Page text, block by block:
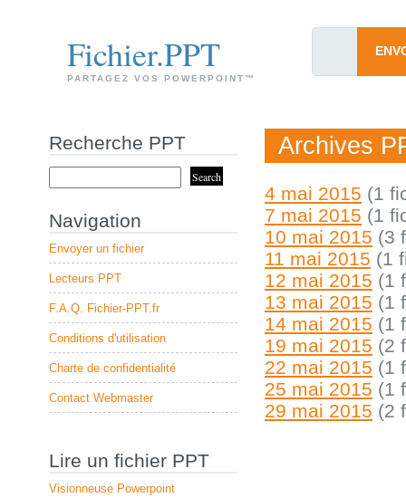
Fichier.PPT
PARTAGEZ VOS POWERPOINT™
Archives
4 mai 2015 (1
7 mai 2015 (1
10 mai 2015 (3
11 mai 2015 (1
12 mai 2015 (1
13 mai 2015 (1
14 mai 2015 (1
19 mai 2015 (2
22 mai 2015 (1
25 mai 2015 (1
29 mai 2015 (2
Recherche PPT
Navigation
Envoyer un fichier
Lecteurs PPT
F.A.Q. Fichier-PPT.fr
Conditions d'utilisation
Charte de confidentialité
Contact Webmaster
Lire un fichier PPT
Visionneuse Powerpoint